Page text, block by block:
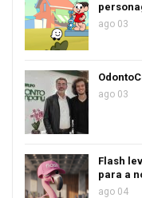
ago 03
ago 03
Flash
para a
ago 04